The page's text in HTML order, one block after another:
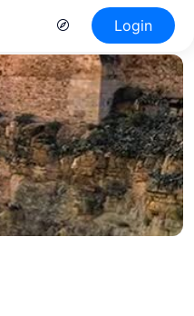
Login